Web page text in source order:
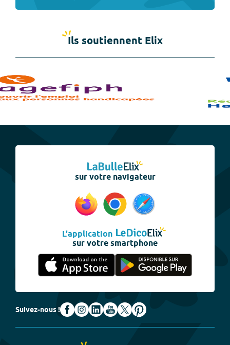
Ils soutiennent Elix
sur votre navigateur
L'application
sur votre smartphone
Suivez-nous !